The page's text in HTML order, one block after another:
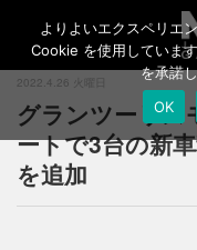
2022.4.26 火曜日
グランツーリス
ートで3台の新
を追加
よりよいエクスペリエ
Cookie を使用していま
を承諾
OK